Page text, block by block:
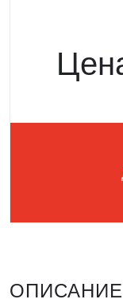
ОПИСАНИЕ